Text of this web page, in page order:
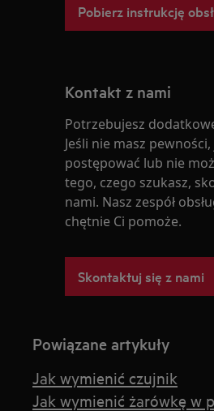
Pobierz instrukcję
Kontakt z nami
Potrzebujesz
Jeśli nie masz pewności,
postępować lub nie
tego, czego szukasz,
nami. Nasz zespół
chętnie Ci pomoże.
Skontaktuj się z nami
Powiązane artykuły
Jak wymienić czujnik
Jak wymienić żarówkę w